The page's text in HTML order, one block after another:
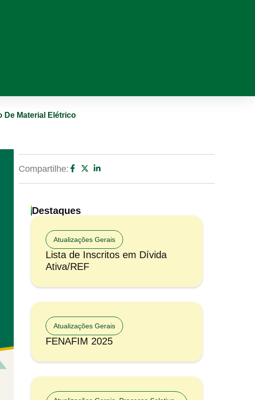
De Material Elétrico
Compartilhe:
Destaques
Atualizações Gerais
Lista de Inscritos em Dívida
Ativa/REF
Atualizações Gerais
FENAFIM 2025